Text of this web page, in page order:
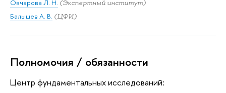
Овчарова Л. Н. (Экспертный институт)
Балышев А. В. (ЦФИ)
Полномочия / обязанности
Центр фундаментальных исследований: